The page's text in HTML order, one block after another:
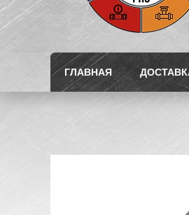
ГЛАВНАЯ